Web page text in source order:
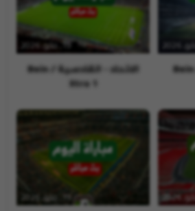
الهلال - الفيحاء / Bein
19, مايو, 2026
الاتحاد - القادسية / Bein
Xtra 1